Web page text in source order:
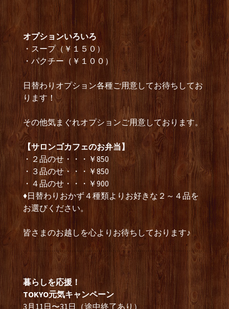
オプションいろいろ
・スープ（￥１５０）
・パクチー（￥１００）
日替わりオプション各種ご用意してお待ちしてお
ります！
その他気まぐれオプションご用意しております。
【サロンゴカフェのお弁当】
・２品のせ・・・￥850
・３品のせ・・・￥850
・４品のせ・・・￥900
♦日替わりおかず４種類よりお好きな２～４品を
お選びください。
皆さまのお越しを心よりお待ちしております♪
暮らしを応援！
TOKYO元気キャンペーン
3月11日〜31日（途中終了あり）